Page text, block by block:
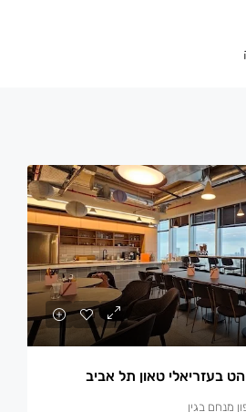
בעזריאלי טאון תל אביב
מנחם בגין